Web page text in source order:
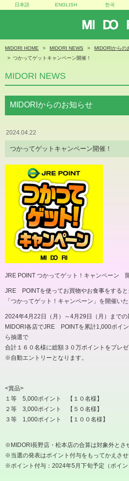
MIDORI
日本語 ENGLISH 한국
MIDORI HOME MIDORI NEWS
MIDORIからの
つかってゲットキャンペーン開催！
MIDORI NEWS
MIDORIからのお知らせ
2024.04.22
つかってゲットキャンペーン開催！
JRE POINT つかってゲット！キャンペーン
JRE POINTを使ってお買物やお食事をすると
「つかってゲット！キャンペーン」を開催いた
2024年4月22日（月）～4月29日（月）までの
MIDORI各店でJRE POINTを累計1,000ポイ
ら抽選で
合計１６０名様に総額３０万ポイントをプレゼ
※自動エントリーとなります。
<賞品>
１等 5,000ポイント 【１０名様】
２等 3,000ポイント 【５０名様】
３等 1,000ポイント 【１００名様】
※MIDORI長野店・松本店の合算は対象外とさ
※当選の発表はポイント付与をもってかえさせ
※ポイント付与：2024年5月下旬予定（ポイン